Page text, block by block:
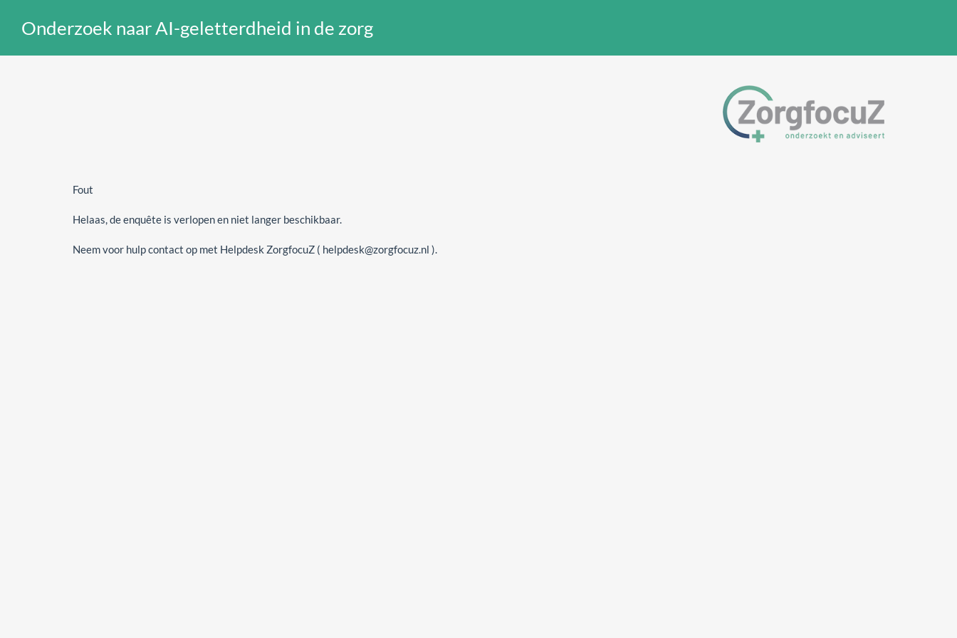
Onderzoek naar AI-geletterdheid in de zorg
Fout
Helaas, de enquête is verlopen en niet langer beschikbaar.
Neem voor hulp contact op met Helpdesk ZorgfocuZ ( helpdesk@zorgfocuz.nl ).